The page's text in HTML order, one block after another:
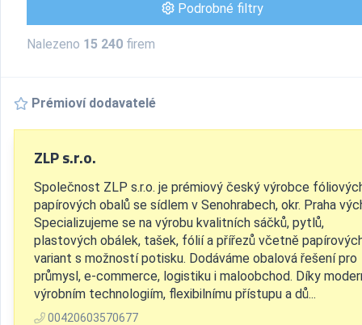
Podrobné filtry
Nalezeno 15 240 firem
Prémioví dodavatelé
ZLP s.r.o.
Společnost ZLP s.r.o. je prémiový český výrobce
papírových obalů se sídlem v Senohrabech, okr. Praha
Specializujeme se na výrobu kvalitních sáčků, pytlů,
plastových obálek, tašek, fólií a přířezů včetně
variant s možností potisku. Dodáváme obalová řešení pro
průmysl, e-commerce, logistiku i maloobchod. Díky
výrobním technologiím, flexibilnímu přístupu a dů...
00420603570677